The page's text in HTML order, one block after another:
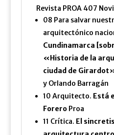
Revista PROA 407
08 Para salvar
arquitectónico
Cundinamarca
«Historia de la
ciudad de
y Orlando Barragán
10 Arquitecto. Está
ForeroProa
11 Crítica. El